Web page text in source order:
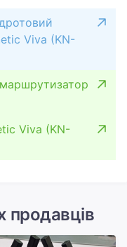
Viva (KN-
Viva (KN-
продавців